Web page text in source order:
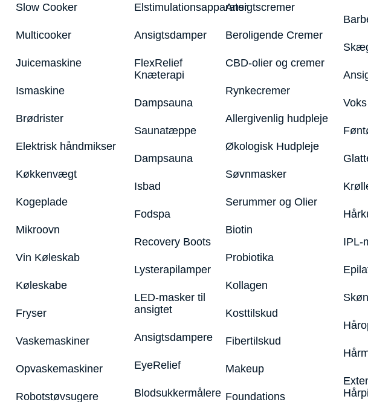
Slow Cooker
Multicooker
Juicemaskine
Ismaskine
Brødrister
Elektrisk håndmikser
Køkkenvægt
Kogeplade
Mikroovn
Vin Køleskab
Køleskabe
Fryser
Vaskemaskiner
Opvaskemaskiner
Robotstøvsugere
Elstimulationsapparater
Ansigtsdamper
FlexRelief
Knæterapi
Dampsauna
Saunatæppe
Dampsauna
Isbad
Fodspa
Recovery Boots
Lysterapilamper
LED-masker til
ansigtet
Ansigtsdampere
EyeRelief
Blodsukkermålere
Ansigtscremer
Beroligende Cremer
CBD-olier og cremer
Rynkecremer
Allergivenlig hudpleje
Økologisk Hudpleje
Søvnmasker
Serummer og Olier
Biotin
Probiotika
Kollagen
Kosttilskud
Fibertilskud
Makeup
Foundations
IPL-